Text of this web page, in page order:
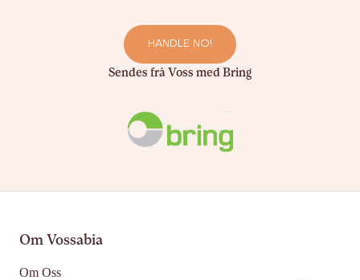
HANDLE NO!
Sendes frå Voss med Bring
Om Vossabia
Om Oss